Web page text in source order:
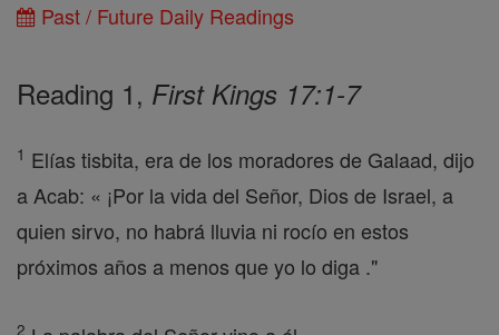
Past / Future Daily Readings
Reading 1, First Kings 17:1-7
1 Elías tisbita, era de los moradores de Galaad, dijo
a Acab: « ¡Por la vida del Señor, Dios de Israel, a
quien sirvo, no habrá lluvia ni rocío en estos
próximos años a menos que yo lo diga ."
2